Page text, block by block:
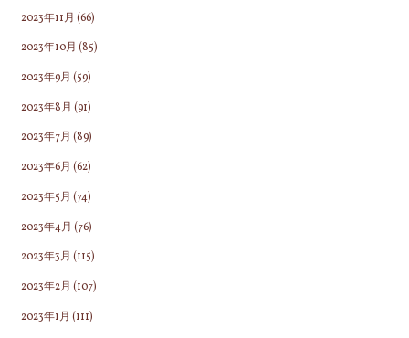
2023年11月 (66)
2023年10月 (85)
2023年9月 (59)
2023年8月 (91)
2023年7月 (89)
2023年6月 (62)
2023年5月 (74)
2023年4月 (76)
2023年3月 (115)
2023年2月 (107)
2023年1月 (111)